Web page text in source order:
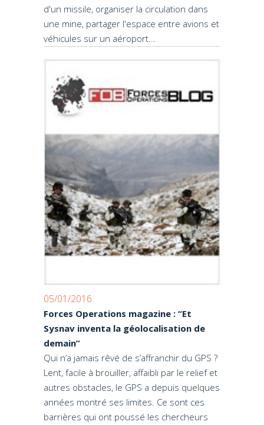
d'un missile, organiser la circulation dans
une mine, partager l'espace entre avions et
véhicules sur un aéroport...
05/01/2016
Forces Operations magazine : “Et
Sysnav inventa la géolocalisation de
demain”
Qui n’a jamais rêvé de s’affranchir du GPS ?
Lent, facile à brouiller, affaibli par le relief et
autres obstacles, le GPS a depuis quelques
années montré ses limites. Ce sont ces
barrières qui ont poussé les chercheurs